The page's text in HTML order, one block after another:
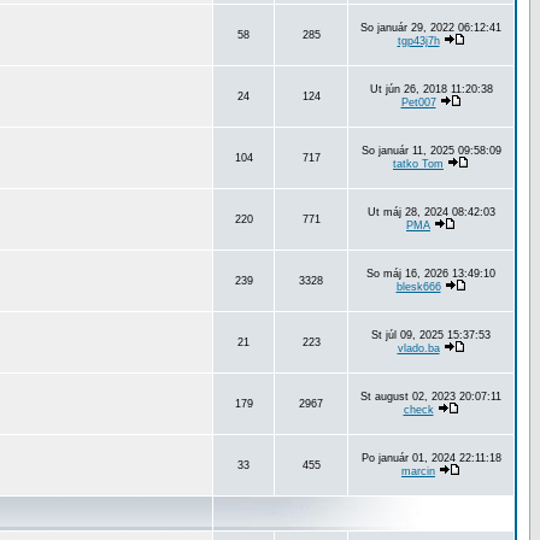
58 285
So január 29, 2022 06:12:41
tgp43j7h
24 124
Ut jún 26, 2018 11:20:38
Pet007
104 717
So január 11, 2025 09:58:09
tatko Tom
220 771
Ut máj 28, 2024 08:42:03
PMA
239 3328
So máj 16, 2026 13:49:10
blesk666
21 223
St júl 09, 2025 15:37:53
vlado.ba
179 2967
St august 02, 2023 20:07:11
check
33 455
Po január 01, 2024 22:11:18
marcin